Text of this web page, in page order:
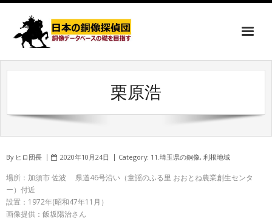
栗原浩
By ヒロ団長 2020年10月24日 Category: 11.埼玉県の銅像, 利根地域
場所：加須市 佐波 県道46号沿い（童謡のふる里 おおとね農業創生センタ
ー）付近
設置：1972年(昭和47年11月）
画像提供：飯坂陽治さん